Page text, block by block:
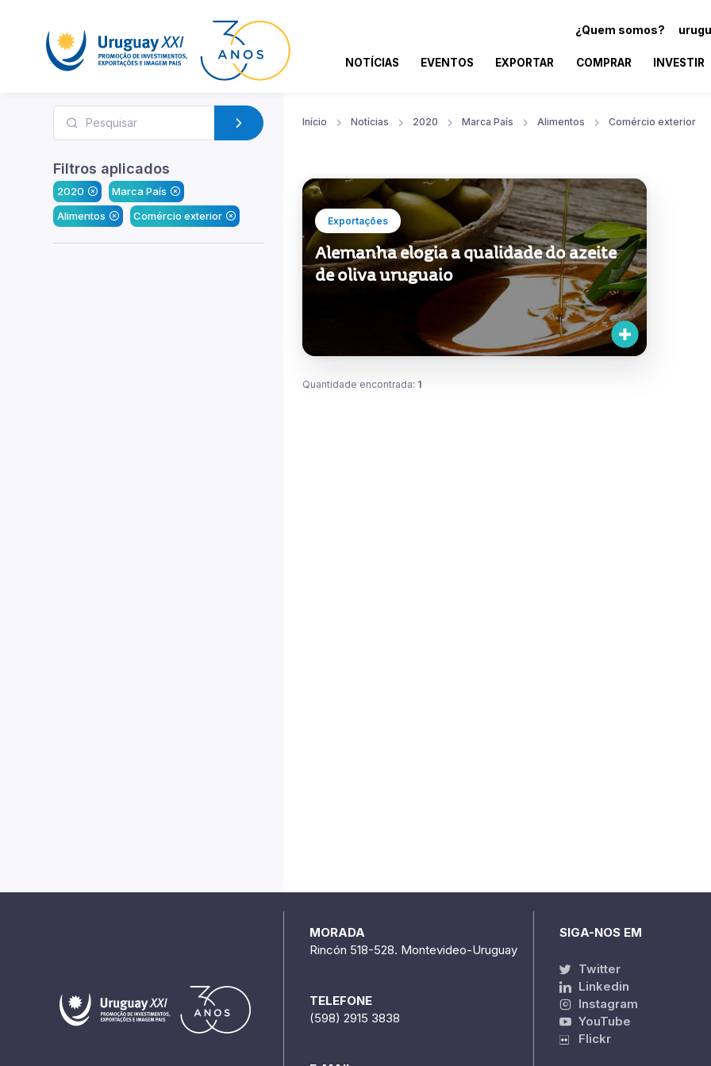
¿Quem somos?
NOTÍCIAS EVENTOS EXPORTAR COMPRAR INVESTIR
Filtros aplicados
2020
Marca País
Alimentos
Comércio exterior
Início Notícias 2020 Marca País Alimentos Comércio exterior
Exportações
Alemanha elogia a qualidade do azeite
de oliva uruguaio
Quantidade encontrada: 1
MORADA
Rincón 518-528. Montevideo-Uruguay
TELEFONE
(598) 2915 3838
SIGA-NOS EM
Twitter
Linkedin
Instagram
YouTube
Flickr